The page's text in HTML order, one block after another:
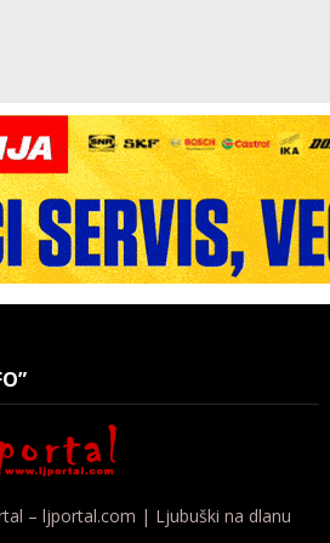
– ljportal.com | Ljubuški na dlanu